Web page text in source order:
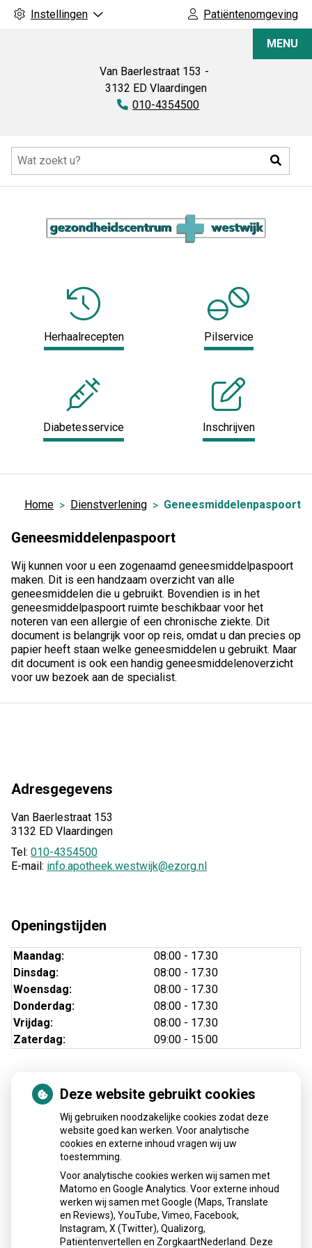
Instellingen Patiëntenomgeving
Van Baerlestraat 153
3132 ED Vlaardingen
Tel:
010-4354500
MENU
Herhaalrecepten Pilservice
Diabetesservice Inschrijven
Home Dienstverlening Geneesmiddelenpaspoort
Geneesmiddelenpaspoort
Wij kunnen voor u een zogenaamd geneesmiddelpaspoort
maken. Dit is een handzaam overzicht van alle
geneesmiddelen die u gebruikt. Bovendien is in het
geneesmiddelpaspoort ruimte beschikbaar voor het
noteren van een allergie of een chronische ziekte. Dit
document is belangrijk voor op reis, omdat u dan precies op
papier heeft staan welke geneesmiddelen u gebruikt. Maar
dit document is ook een handig geneesmiddelenoverzicht
voor uw bezoek aan de specialist.
Adresgegevens
Van Baerlestraat 153
3132 ED Vlaardingen
Tel: 010-4354500
E-mail: info.apotheek.westwijk@ezorg.nl
Openingstijden
Maandag:
08:00 - 17.30
Dinsdag:
08:00 - 17.30
Woensdag:
08:00 - 17.30
Donderdag:
08:00 - 17.30
Vrijdag:
08:00 - 17.30
Zaterdag:
09:00 - 15:00
Nieuws
Sinds huisartsen afslankmedicijnen mogen voorschrijven,
neemt gebruik toe
Schurft sinds corona geen vergeten ziekte meer: aantal
uitbraken fors gestegen
Stoppen met afslankmedicijnen betekent zonder
leefstijlaanpassingen weer gewichtstoename
Kookadvies drinkwater in provincie Utrecht vanwege
Deze website gebruikt cookies
Wij gebruiken noodzakelijke cookies zodat deze
website goed kan werken. Voor analytische
cookies en externe inhoud vragen wij uw
toestemming.
Voor analytische cookies werken wij samen met
Matomo en Google Analytics. Voor externe inhoud
werken wij samen met Google (Maps, Translate
en Reviews), YouTube, Vimeo, Facebook,
Instagram, X (Twitter), Qualizorg,
Patiëntenvertellen en ZorgkaartNederland. Deze